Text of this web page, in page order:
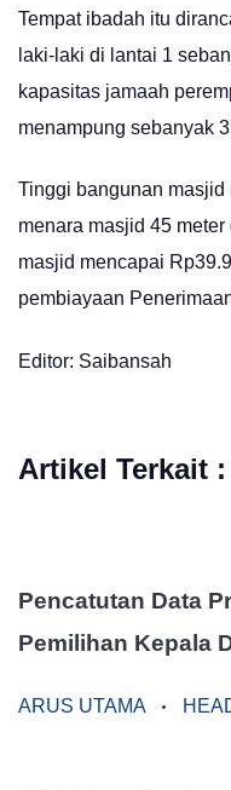
Tempat ibadah itu
laki-laki di lantai 1
kapasitas jamaah
menampung sebanyak
Tinggi bangunan masjid
menara masjid 45
masjid mencapai
pembiayaan
Editor: Saibansah
Artikel Terkait :
Pencatutan Data
Pemilihan Kepala
ARUS UTAMA